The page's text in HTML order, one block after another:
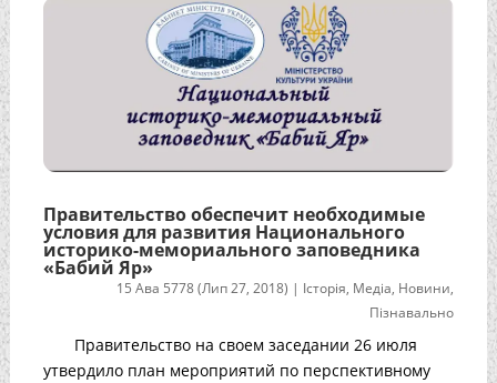
Правительство обеспечит необходимые
условия для развития Национального
историко-мемориального заповедника
«Бабий Яр»
15 Ава 5778 (Лип 27, 2018) | Історія, Медіа, Новини,
Пізнавально
Правительство на своем заседании 26 июля
утвердило план мероприятий по перспективному